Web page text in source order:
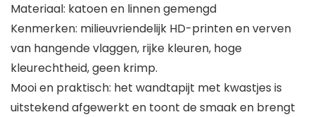
Materiaal: katoen en linnen gemengd
Kenmerken: milieuvriendelijk HD-printen en verven
van hangende vlaggen, rijke kleuren, hoge
kleurechtheid, geen krimp.
Mooi en praktisch: het wandtapijt met kwastjes is
uitstekend afgewerkt en toont de smaak en brengt